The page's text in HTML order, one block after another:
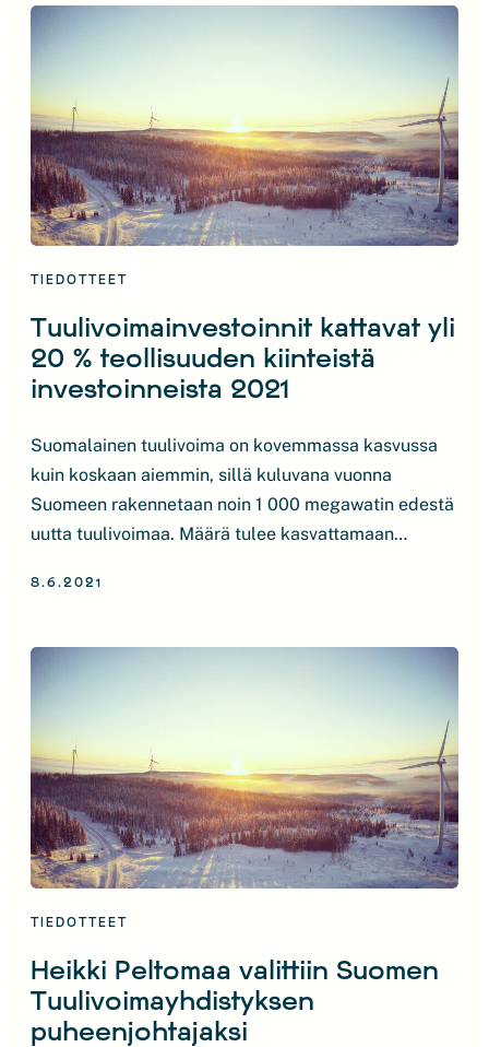
määritellään parhaillaan sidosryhmätyöskentelynä,
selkeät ja läpinäkyvät pelisäännöt sekä kohtuullinen
vuokrataso, jolla hankkeita pääsee kehittämään.
Kilpailemme investoinneista ja rahoituksesta […]
TIEDOTTEET
Tuulivoimainvestoinnit kattavat yli
20 % teollisuuden kiinteistä
investoinneista 2021
Suomalainen tuulivoima on kovemmassa kasvussa
kuin koskaan aiemmin, sillä kuluvana vuonna
Suomeen rakennetaan noin 1 000 megawatin edestä
uutta tuulivoimaa. Määrä tulee kasvattamaan
Investointeina tämä tarkoittaa noin 1,2 miljardia
vuodelle arvioiduista teollisuuden kiinteistä
korkeampi, […]
8.6.2021
TIEDOTTEET
Heikki Peltomaa valittiin Suomen
Tuulivoimayhdistyksen
puheenjohtajaksi